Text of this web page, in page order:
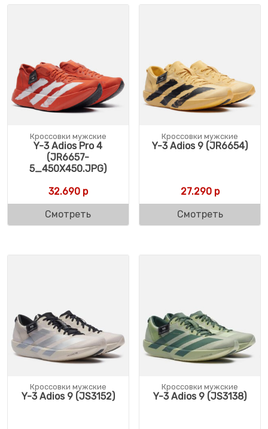
Кроссовки мужские
Y-3 Adios Pro 4
(JR6657-
5_450X450.JPG)
32.690р
Смотреть
Кроссовки мужские
Y-3 Adios 9 (JR6654)
27.290р
Смотреть
Кроссовки мужские
Y-3 Adios 9 (JS3152)
Кроссовки мужские
Y-3 Adios 9 (JS3138)